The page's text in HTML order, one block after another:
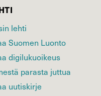
lehti
Suomen Luonto
digilukuoikeus
parasta juttua
uutiskirje